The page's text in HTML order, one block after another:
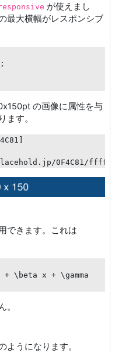
が使えまし
最大横幅がレスポンシブ
の画像に属性を与
ます。
できます。これは
+ \beta x + \gamma
。
ようになります。